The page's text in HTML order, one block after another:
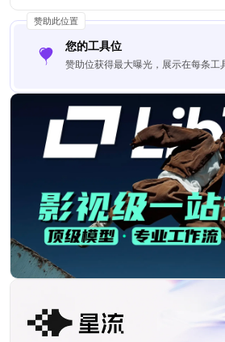
赞助此位置
您的工具位
赞助位获得最大曝光，展示在每条工